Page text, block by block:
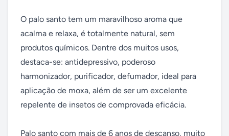
O palo santo tem um maravilhoso aroma que
acalma e relaxa, é totalmente natural, sem
produtos químicos. Dentre dos muitos usos,
destaca-se: antidepressivo, poderoso
harmonizador, purificador, defumador, ideal para
aplicação de moxa, além de ser um excelente
repelente de insetos de comprovada eficácia.
Palo santo com mais de 6 anos de descanso, muito